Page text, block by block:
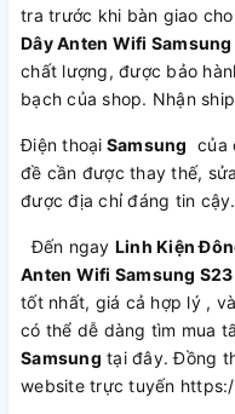
tra trước khi bàn giao
Dây Anten Wifi
chất lượng, được bảo
bạch của shop. Nhận
Điện thoại Samsung của
đề cần được thay thế,
được địa chỉ đáng tin cậy.
Đến ngay Linh Kiện
Anten Wifi Samsung
tốt nhất, giá cả hợp lý ,
có thể dễ dàng tìm mua
Samsung tại đây. Đồng
website trực tuyến